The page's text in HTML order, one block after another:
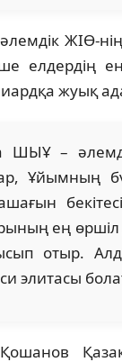
әлемдік ЖІӨ-
елдердің
жуық
ШЫҰ –
Ұйымның
ең
отыр.
элитасы